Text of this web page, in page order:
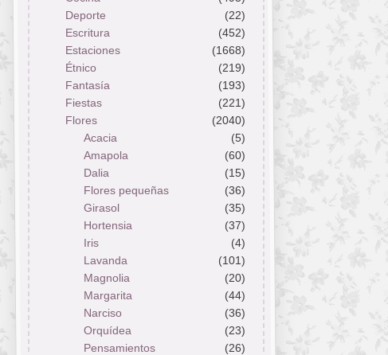
Deporte
(22)
Escritura
(452)
Estaciones
(1668)
Étnico
(219)
Fantasía
(193)
Fiestas
(221)
Flores
(2040)
Acacia
(5)
Amapola
(60)
Dalia
(15)
Flores pequeñas
(36)
Girasol
(35)
Hortensia
(37)
Iris
(4)
Lavanda
(101)
Magnolia
(20)
Margarita
(44)
Narciso
(36)
Orquídea
(23)
Pensamientos
(26)